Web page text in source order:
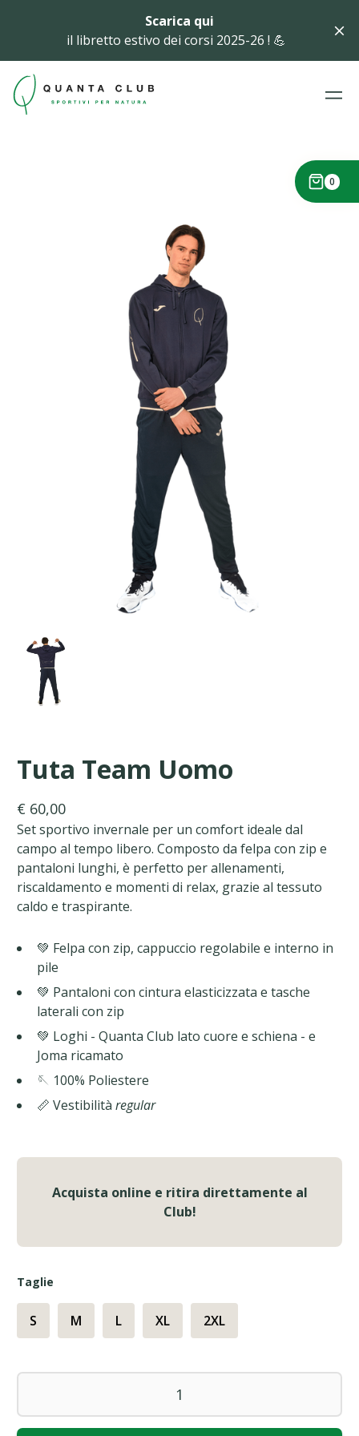
Scarica qui
il libretto estivo dei corsi 2025-26 ! 💪
0
Tuta Team Uomo
€ 60,00
Set sportivo invernale per un comfort ideale dal
campo al tempo libero. Composto da felpa con zip e
pantaloni lunghi, è perfetto per allenamenti,
riscaldamento e momenti di relax, grazie al tessuto
caldo e traspirante.
💚 Felpa con zip, cappuccio regolabile e interno in
pile
💚 Pantaloni con cintura elasticizzata e tasche
laterali con zip
💚 Loghi - Quanta Club lato cuore e schiena - e
Joma ricamato
🪡 100% Poliestere
📏 Vestibilità regular
Acquista online e ritira direttamente al
Club!
Taglie
S M L XL 2XL